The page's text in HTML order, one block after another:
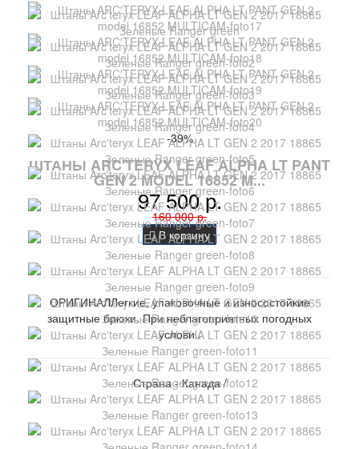
-39%
ШТАНЫ ARC'TERYX LEAF ALPHA LT PANT
GEN 2 MODEL 16852 M...
97 500 р.
160 000 р.
В корзину
ОРИГИНАЛЛегкие, упаковочные и износостойкие
защитные брюки. При неблагоприятных погодных
услови..
Страна - Канада /